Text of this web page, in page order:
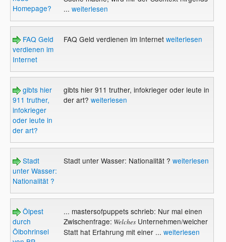
Homepage?
... weiterlesen
FAQ Geld
verdienen im
Internet
FAQ Geld verdienen im Internet weiterlesen
gibts hier
911 truther,
infokrieger
oder leute in
der art?
gibts hier 911 truther, infokrieger oder leute in
der art? weiterlesen
Stadt
unter Wasser:
Nationalität ?
Stadt unter Wasser: Nationalität ? weiterlesen
Ölpest
durch
Ölbohrinsel
... mastersofpuppets schrieb: Nur mal einen
Zwischenfrage: WelchesUnternehmen/welcher
Statt hat Erfahrung mit einer ... weiterlesen